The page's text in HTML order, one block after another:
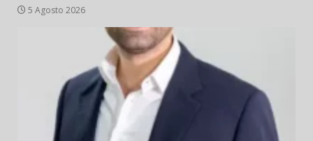
5 Agosto 2026